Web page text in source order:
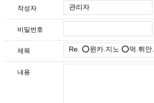
작성자
비밀번호
제목
내용